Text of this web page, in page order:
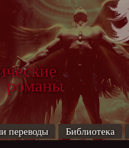
переводы Библиотека